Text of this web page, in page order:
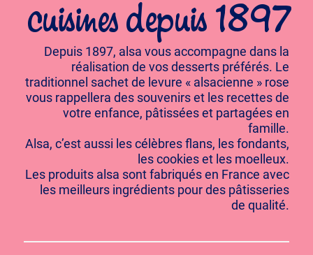
cuisines depuis 1897
Depuis 1897, alsa vous accompagne dans la
réalisation de vos desserts préférés. Le
traditionnel sachet de levure « alsacienne » rose
vous rappellera des souvenirs et les recettes de
votre enfance, pâtissées et partagées en
famille.
Alsa, c’est aussi les célèbres flans, les fondants,
les cookies et les moelleux.
Les produits alsa sont fabriqués en France avec
les meilleurs ingrédients pour des pâtisseries
de qualité.